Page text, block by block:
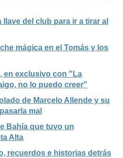
llave del club para ir a tirar al
mágica en el Tomás y los
en exclusivo con "La
no lo puedo creer"
de Marcelo Allende y su
mal
Bahía que tuvo un
Alta
recuerdos e historias detrás